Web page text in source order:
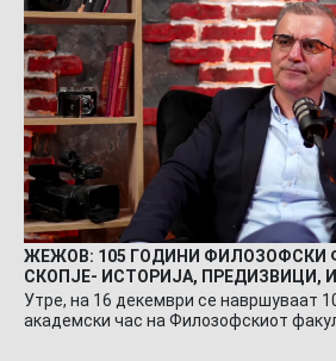
ЖЕЖОВ: 105 ГОДИНИ ФИЛОЗОФСКИ
СКОПЈЕ- ИСТОРИЈА, ПРЕДИЗВИЦИ,
Утре, на 16 декември се навршуваат
академски час на Филозофскиот